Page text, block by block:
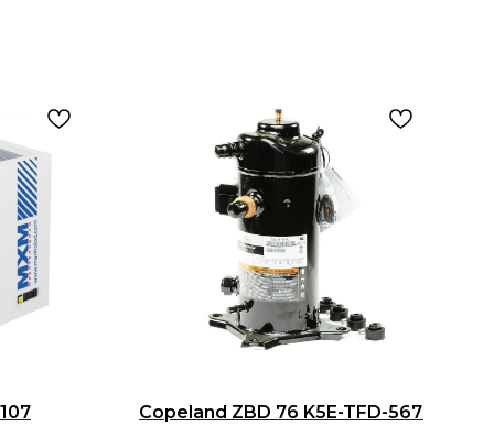
Copeland ZBD 76 K5E-TFD-567